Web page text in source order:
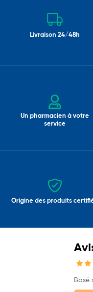
Livraison 24/48h
Un pharmacien à votre
service
Origine des produits
Basé